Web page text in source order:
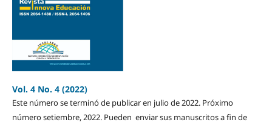
Vol. 4 No. 4 (2022)
Este número se terminó de publicar en julio de 2022. Próximo
número setiembre, 2022. Pueden enviar sus manuscritos a fin de